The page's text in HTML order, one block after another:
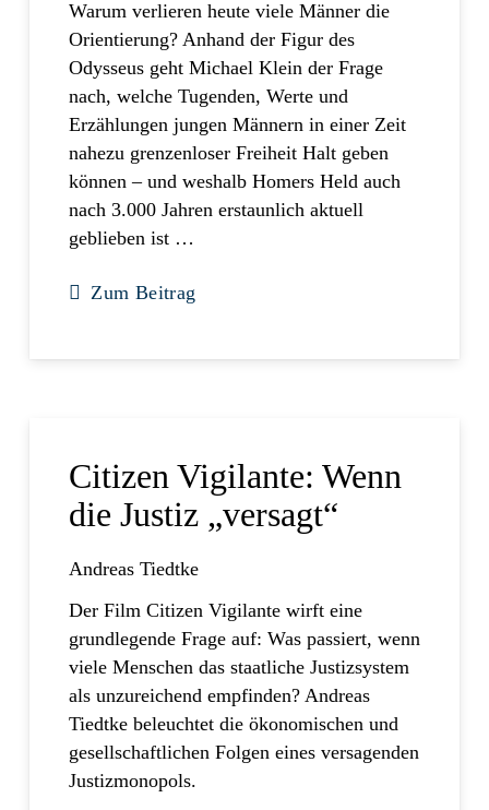
Warum verlieren heute viele Männer die
Orientierung? Anhand der Figur des
Odysseus geht Michael Klein der Frage
nach, welche Tugenden, Werte und
Erzählungen jungen Männern in einer Zeit
nahezu grenzenloser Freiheit Halt geben
können – und weshalb Homers Held auch
nach 3.000 Jahren erstaunlich aktuell
geblieben ist …
Zum Beitrag
Citizen Vigilante: Wenn
die Justiz „versagt“
Andreas Tiedtke
Der Film Citizen Vigilante wirft eine
grundlegende Frage auf: Was passiert, wenn
viele Menschen das staatliche Justizsystem
als unzureichend empfinden? Andreas
Tiedtke beleuchtet die ökonomischen und
gesellschaftlichen Folgen eines versagenden
Justizmonopols.